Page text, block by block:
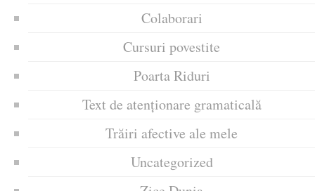
Colaborari
Cursuri povestite
Poarta Riduri
Text de atenționare gramaticală
Trăiri afective ale mele
Uncategorized